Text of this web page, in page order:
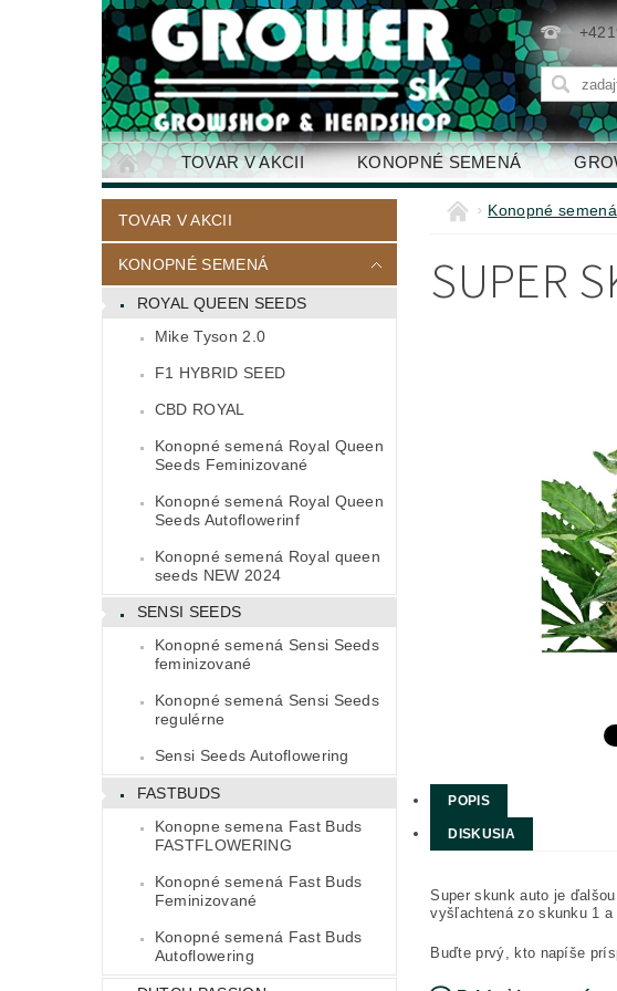
TOVAR V AKCII KONOPNÉ SEMENÁ
KONTAKTY
TOVAR V AKCII
KONOPNÉ SEMENÁ
ROYAL QUEEN SEEDS
Mike Tyson 2.0
F1 HYBRID SEED
CBD ROYAL
Konopné semená Royal Queen
Seeds Feminizované
Konopné semená Royal Queen
Seeds Autoflowerinf
Konopné semená Royal queen
seeds NEW 2024
SENSI SEEDS
Konopné semená Sensi Seeds
feminizované
Konopné semená Sensi Seeds
regulérne
Sensi Seeds Autoflowering
FASTBUDS
Konopne semena Fast Buds
FASTFLOWERING
Konopné semená Fast Buds
Feminizované
Konopné semená Fast Buds
Autoflowering
Konopné semená
SUPER
POPIS
DISKUSIA
Super skunk auto je
vyšľachtená zo skunku 1
Buďte prvý, kto napíše